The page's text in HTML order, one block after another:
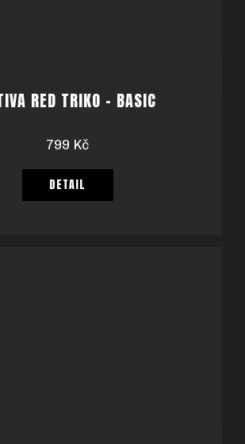
RED TRIKO - BASIC
799 Kč
DETAIL